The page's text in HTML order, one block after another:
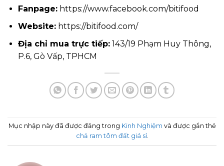
Fanpage:https://www.facebook.com/bitifood
Website:https://bitifood.com/
Địa chỉ mua trực tiếp:143/19 Phạm Huy Thông,
P.6, Gò Vấp, TPHCM
Mục nhập này đã được đăng trong Kinh Nghiệm và được gắn thẻ
chả ram tôm đất giá sỉ.